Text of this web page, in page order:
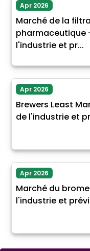
Apr 2026
Marché de la
pharmaceutique
l'industrie et pr...
Apr 2026
Brewers Least
de l'industrie et
Apr 2026
Marché du
l'industrie et